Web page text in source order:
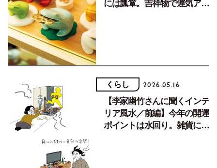
には瓢箪。吉祥物で運気アッ
くらし 2026.05.16
【李家幽竹さんに聞くインテ
リア風水／前編】今年の開運
ポイントは水回り。雑貨にも